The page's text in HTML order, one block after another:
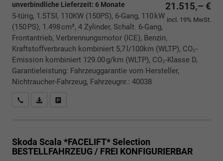
21.515,– €
incl. 19% MwSt.
unverbindliche Lieferzeit: 6 Monate
5-türig, 1.5TSI, 110KW (150PS), 6-Gang, 110 kW
(150 PS), 1.498 cm³, 4 Zylinder, Schalt. 6-Gang,
Frontantrieb, Verbrennungsmotor (ICE), Benzin,
Kraftstoffverbrauch kombiniert 5,7 l/100km (WLTP), CO₂-
Emission kombiniert 129.00 g/km (WLTP), CO₂-Klasse D,
Garantieleistung: Fahrzeuggarantie vom Hersteller,
Nichtraucher-Fahrzeug, Fahrzeugnr.: 40038
Rückrufbitte absenden
PDF-Datei, Fahrzeugexposé drucken
Skoda Scala *FACELIFT*Selection
BESTELLFAHRZEUG / FREI KONFIGURIERBAR